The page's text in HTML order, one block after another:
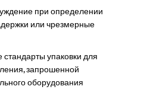
при определении
или чрезмерные
упаковки для
запрошенной
оборудования